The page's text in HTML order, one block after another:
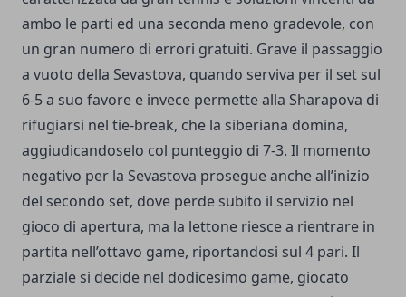
ambo le parti ed una seconda meno gradevole, con
un gran numero di errori gratuiti. Grave il passaggio
a vuoto della Sevastova, quando serviva per il set sul
6-5 a suo favore e invece permette alla Sharapova di
rifugiarsi nel tie-break, che la siberiana domina,
aggiudicandoselo col punteggio di 7-3. Il momento
negativo per la Sevastova prosegue anche all’inizio
del secondo set, dove perde subito il servizio nel
gioco di apertura, ma la lettone riesce a rientrare in
partita nell’ottavo game, riportandosi sul 4 pari. Il
parziale si decide nel dodicesimo game, giocato